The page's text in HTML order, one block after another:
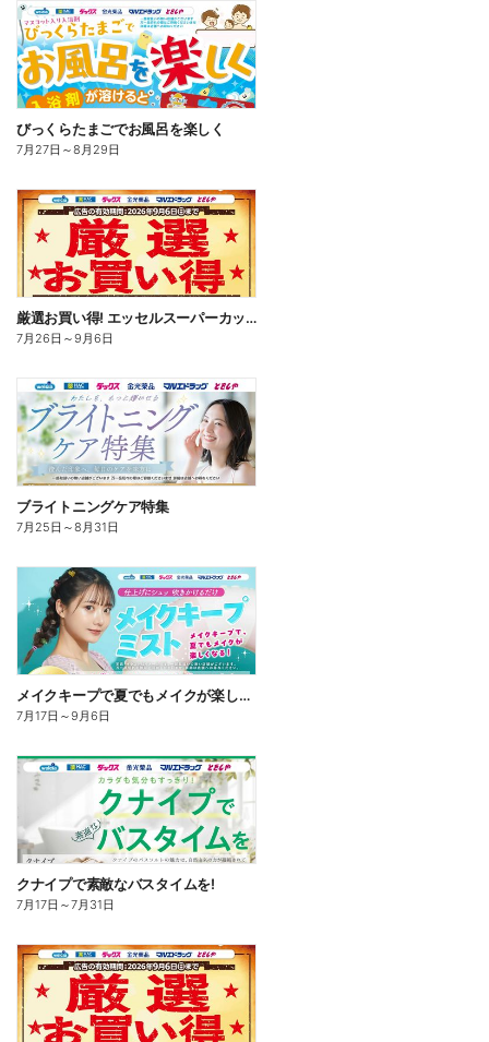
びっくらたまごでお風呂を楽しく
7月27日 ～8月29日
厳選お買い得! エッセルスーパーカップ
7月26日 ～9月6日
ブライトニングケア特集
7月25日 ～8月31日
メイクキープで夏でもメイクが楽しくなる!
7月17日 ～9月6日
クナイプで素敵なバスタイムを!
7月17日 ～7月31日